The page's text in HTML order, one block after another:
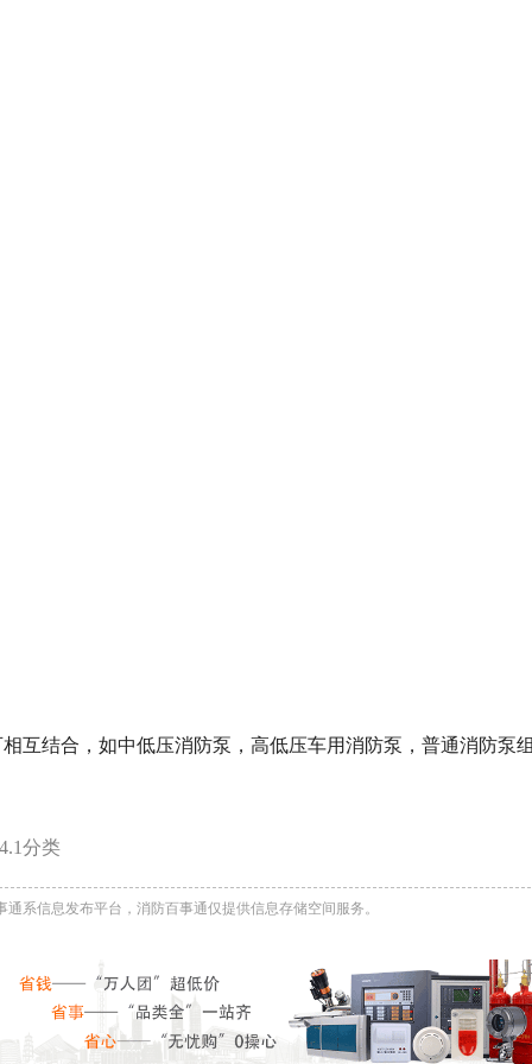
互结合，如中低压消防泵，高低压车用消防泵，普通消防泵
分类
系信息发布平台，消防百事通仅提供信息存储空间服务。